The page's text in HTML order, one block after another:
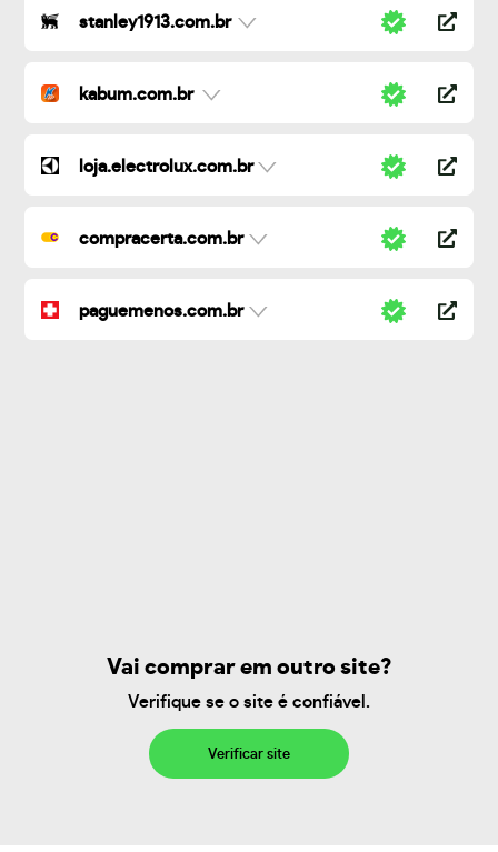
stanley1913.com.br
kabum.com.br
loja.electrolux.com.br
compracerta.com.br
paguemenos.com.br
Vai comprar em outro site?
Verifique se o site é confiável.
Verificar site